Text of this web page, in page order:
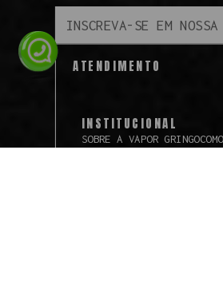
ATENDIMENTO
INSTITUCIONAL
SOBRE A VAPOR GRINGO